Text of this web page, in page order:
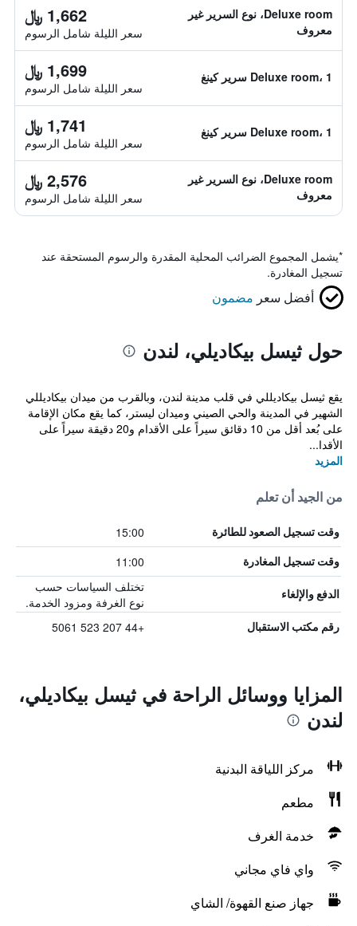
Deluxe room، نوع السرير غير
معروف
1,662 ﷼
سعر الليلة شامل الرسوم
Deluxe room، 1 سرير كينغ 1,699 ﷼
سعر الليلة شامل الرسوم
Deluxe room، 1 سرير كينغ 1,741 ﷼
سعر الليلة شامل الرسوم
Deluxe room، نوع السرير غير
معروف
2,576 ﷼
سعر الليلة شامل الرسوم
*يشمل المجموع الضرائب المحلية المقدرة والرسوم المستحقة عند
تسجيل المغادرة.
أفضل سعر مضمون
حول ثيسل بيكاديلي، لندن
يقع ثيسل بيكاديللي في قلب مدينة لندن، وبالقرب من ميدان بيكاديللي
الشهير في المدينة والحي الصيني وميدان ليستر، كما يقع مكان الإقامة
على بُعد أقل من 10 دقائق سيراً على الأقدام و20 دقيقة سيراً على
الأقدا...
المزيد
من الجيد أن تعلم
وقت تسجيل الصعود للطائرة 15:00
وقت تسجيل المغادرة 11:00
الدفع والإلغاء
تختلف السياسات حسب
نوع الغرفة ومزود الخدمة.
رقم مكتب الاستقبال +44 207 523 5061
المزايا ووسائل الراحة في ثيسل بيكاديلي،
لندن
مركز اللياقة البدنية
مطعم
خدمة الغرف
واي فاي مجاني
جهاز صنع القهوة/ الشاي